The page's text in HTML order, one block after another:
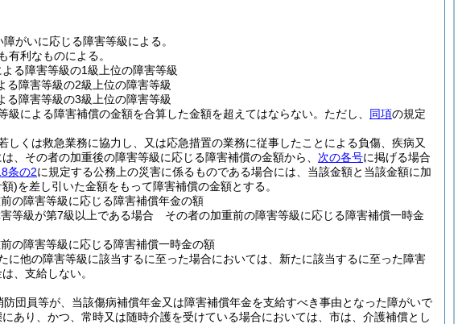
がいに応じる障害等級による。
有利なものによる。
る障害等級の1級上位の障害等級
る障害等級の2級上位の障害等級
る障害等級の3級上位の障害等級
による障害補償の金額を合算した金額を超えてはならない。 ただし、 同項の規定
くは救急業務に協力し、又は応急措置の業務に従事したことによる負傷、疾病又
、その者の加重後の障害等級に応じる障害補償の金額から、 次の各号に掲げる場合
条の2に規定する公務上の災害に係るものである場合には、当該金額と当該金額に加
)を差し引いた金額をもって障害補償の金額とする。
の障害等級に応じる障害補償年金の額
等級が第7級以上である場合 その者の加重前の障害等級に応じる障害補償一時金
の障害等級に応じる障害補償一時金の額
他の障害等級に該当するに至った場合においては、新たに該当するに至った障害
、支給しない。
団員等が、当該傷病補償年金又は障害補償年金を支給すべき事由となった障がいで
あり、かつ、常時又は随時介護を受けている場合においては、市は、介護補償とし